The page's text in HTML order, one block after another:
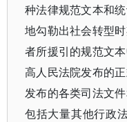
种法律规范文本和
地勾勒出社会转型
者所援引的规范文
高人民法院发布的
发布的各类司法文
包括大量其他行政